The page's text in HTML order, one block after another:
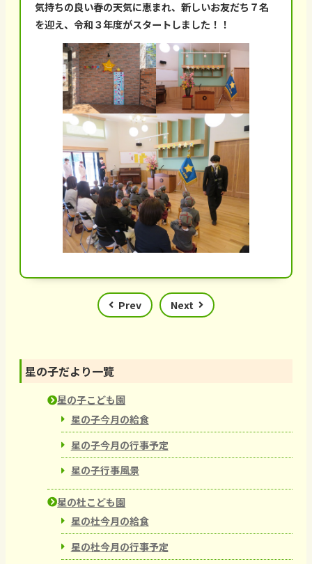
気持ちの良い春の天気に恵まれ、新しいお友だち７名
を迎え、令和３年度がスタートしました！！
Prev Next
星の子だより一覽
星の子こども園
星の子今月の給食
星の子今月の行事予定
星の子行事風景
星の杜こども園
星の杜今月の給食
星の杜今月の行事予定